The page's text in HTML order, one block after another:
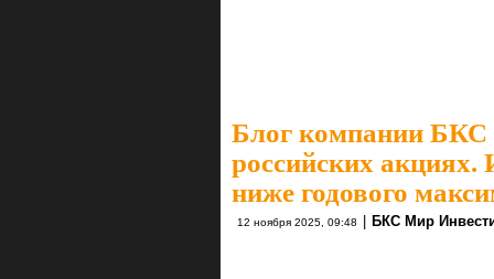
Блог компании БКС
российских
ниже годового
12 ноября 2025, 09:48 БКС Мир